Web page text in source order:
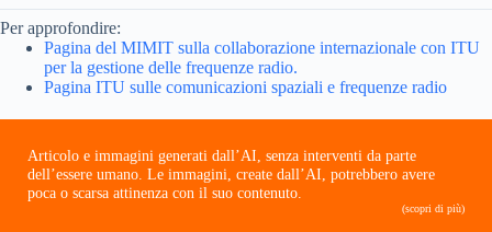
Per approfondire:
Pagina del MIMIT sulla collaborazione internazionale con ITU
per la gestione delle frequenze radio.
Pagina ITU sulle comunicazioni spaziali e frequenze radio
Articolo e immagini generati dall’AI, senza interventi da parte
dell’essere umano. Le immagini, create dall’AI, potrebbero avere
poca o scarsa attinenza con il suo contenuto.
(scopri di più)